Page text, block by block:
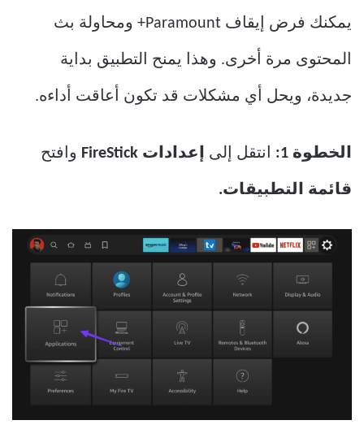
يمكنك فرض إيقاف Paramount+ ومحاولة بث
المحتوى مرة أخرى. وهذا يمنح التطبيق بداية
جديدة، ويحل أي مشكلات قد تكون أعاقت أداءه.
الخطوة 1: انتقل إلى إعدادات FireStick وافتح
قائمة التطبيقات.